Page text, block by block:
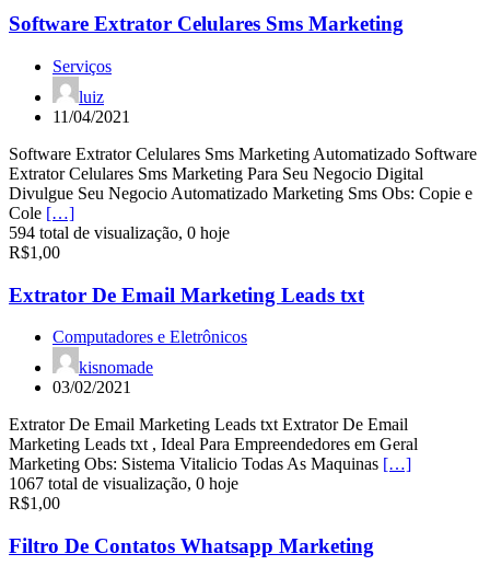
Software Extrator Celulares Sms Marketing
Serviços
luiz
11/04/2021
Software Extrator Celulares Sms Marketing Automatizado Software
Extrator Celulares Sms Marketing Para Seu Negocio Digital
Divulgue Seu Negocio Automatizado Marketing Sms Obs: Copie e
Cole […]
594 total de visualização, 0 hoje
R$1,00
Extrator De Email Marketing Leads txt
Computadores e Eletrônicos
kisnomade
03/02/2021
Extrator De Email Marketing Leads txt Extrator De Email
Marketing Leads txt , Ideal Para Empreendedores em Geral
Marketing Obs: Sistema Vitalicio Todas As Maquinas […]
1067 total de visualização, 0 hoje
R$1,00
Filtro De Contatos Whatsapp Marketing